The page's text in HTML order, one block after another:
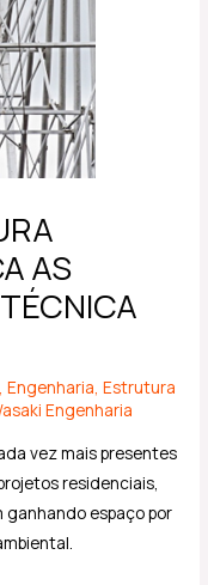
AS
,Engenharia,Estrutura
Engenharia
vez mais presentes
residenciais,
espaço por